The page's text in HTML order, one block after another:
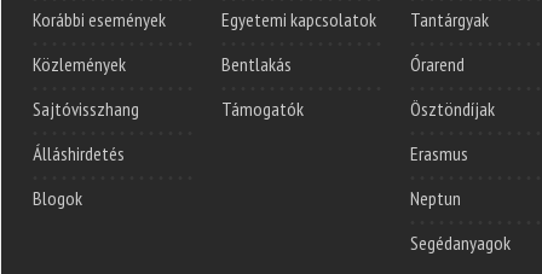
Korábbi események
Közlemények
Sajtóvisszhang
Álláshirdetés
Blogok
Egyetemi kapcsolatok
Bentlakás
Támogatók
Tantárgyak
Órarend
Ösztöndíjak
Erasmus
Neptun
Segédanyagok